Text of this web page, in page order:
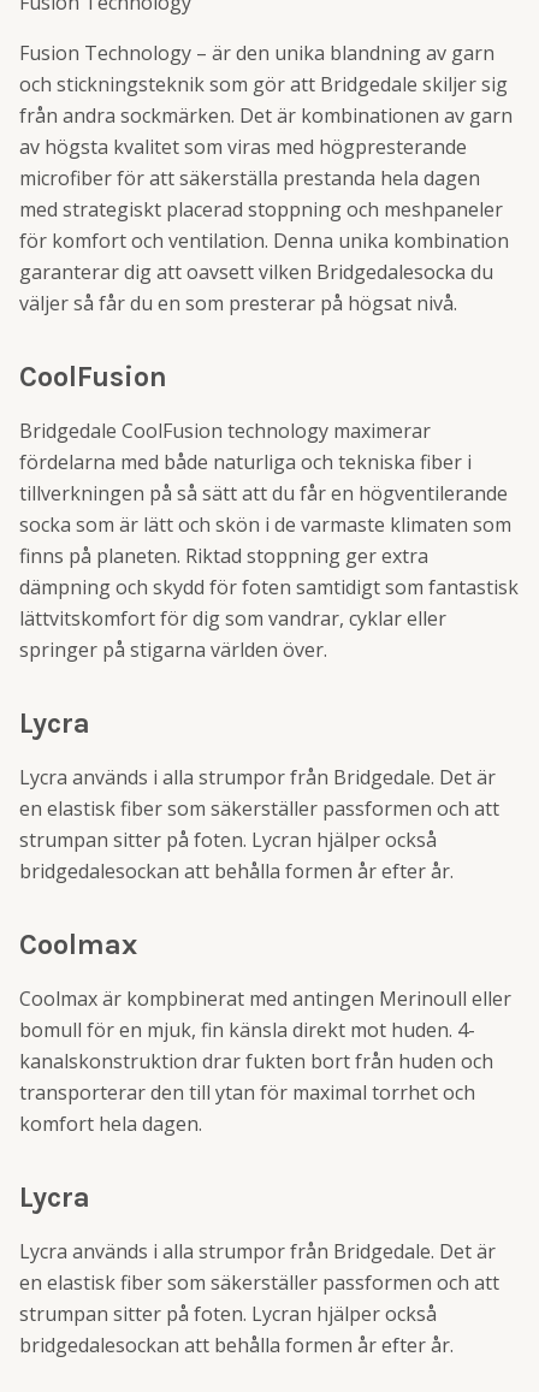
Fusion Technology – är den unika blandning av garn
och stickningsteknik som gör att Bridgedale skiljer sig
från andra sockmärken. Det är kombinationen av garn
av högsta kvalitet som viras med högpresterande
microfiber för att säkerställa prestanda hela dagen
med strategiskt placerad stoppning och meshpaneler
för komfort och ventilation. Denna unika kombination
garanterar dig att oavsett vilken Bridgedalesocka du
väljer så får du en som presterar på högsat nivå.
CoolFusion
Bridgedale CoolFusion technology maximerar
fördelarna med både naturliga och tekniska fiber i
tillverkningen på så sätt att du får en högventilerande
socka som är lätt och skön i de varmaste klimaten som
finns på planeten. Riktad stoppning ger extra
dämpning och skydd för foten samtidigt som fantastisk
lättvitskomfort för dig som vandrar, cyklar eller
springer på stigarna världen över.
Lycra
Lycra används i alla strumpor från Bridgedale. Det är
en elastisk fiber som säkerställer passformen och att
strumpan sitter på foten. Lycran hjälper också
bridgedalesockan att behålla formen år efter år.
Coolmax
Coolmax är kompbinerat med antingen Merinoull eller
bomull för en mjuk, fin känsla direkt mot huden. 4-
kanalskonstruktion drar fukten bort från huden och
transporterar den till ytan för maximal torrhet och
komfort hela dagen.
Lycra
Lycra används i alla strumpor från Bridgedale. Det är
en elastisk fiber som säkerställer passformen och att
strumpan sitter på foten. Lycran hjälper också
bridgedalesockan att behålla formen år efter år.